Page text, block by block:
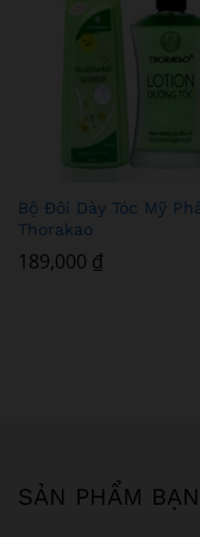
Add
Bộ Đôi Dày Tóc Mỹ
Thorakao
189,000 ₫
SẢN PHẨM